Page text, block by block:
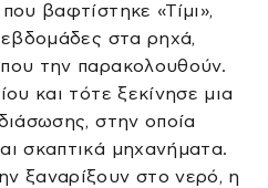
βαφτίστηκε «Τίμι»,
εβδομάδες στα ρηχά,
την παρακολουθούν.
και τότε ξεκίνησε μια
στην οποία
σκαπτικά μηχανήματα.
ξαναρίξουν στο νερό, η